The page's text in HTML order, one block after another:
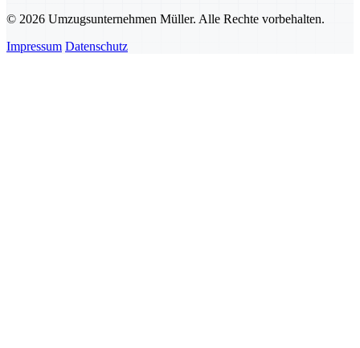
© 2026 Umzugsunternehmen Müller. Alle Rechte vorbehalten.
Impressum Datenschutz